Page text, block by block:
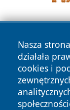
Nasza
działała
cookies i
Copyright © 2026
zastrzeżone.